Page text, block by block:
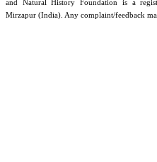
and Natural History Foundation is a
Mirzapur (India). Any complaint/feedback